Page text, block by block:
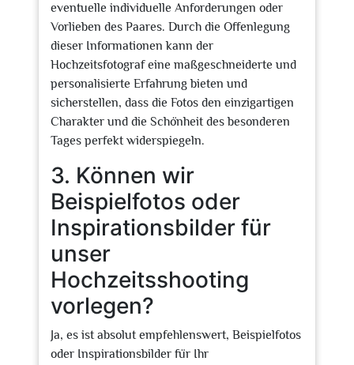
eventuelle individuelle Anforderungen oder
Vorlieben des Paares. Durch die Offenlegung
dieser Informationen kann der
Hochzeitsfotograf eine maßgeschneiderte und
personalisierte Erfahrung bieten und
sicherstellen, dass die Fotos den einzigartigen
Charakter und die Schönheit des besonderen
Tages perfekt widerspiegeln.
3. Können wir
Beispielfotos oder
Inspirationsbilder für
unser
Hochzeitsshooting
vorlegen?
Ja, es ist absolut empfehlenswert, Beispielfotos
oder Inspirationsbilder für Ihr